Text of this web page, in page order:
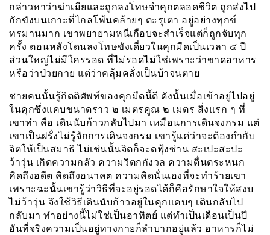
กล่าวหาว่าฆ่าเมียและถูกลงโทษจำคุกตลอดชีวิต ถูกส่งไป
กักขังบนเกาะที่ไกลโพ้นคล้ายๆ ตะรุเตา อยู่อย่างทุกข์
ทรมานมาก เขาพยายามหนีเกือบจะสำเร็จแต่ก็ถูกจับทุก
ครั้ง ตอนหลังโดนลงโทษขังเดี่ยวในคุกมืดเป็นเวลา ๕ ปี
ส่วนใหญ่ไม่มีใครรอด ที่ไม่รอดไม่ใช่เพราะว่าขาดอาหาร
หรือว่าป่วยกาย แต่ว่าคลุ้มคลั่งเป็นบ้าจนตาย
ชายคนนั้นรู้กิตติศัพท์ของคุกมืดนี้ดี ดังนั้นเมื่อเข้าอยู่ไปอยู่
ในคุกซึ่งแคบขนาดราว ๒ เมตรคูณ ๒ เมตร สิ่งแรก ๆ ที่
เขาทำ คือ เดินนับก้าวกลับไปมา เหมือนการเดินจงกรม แต่
เขาเป็นฝรั่งไม่รู้จักการเดินจงกรม เขารู้แค่ว่าจะต้องกำกับ
จิตให้เป็นสมาธิ ไม่เช่นนั้นจิตก็จะดฟุ้งซ่าน สะเปะสะปะ
ว้าวุ่น เกิดความกลัว ความวิตกกังวล ความตื่นตระหนก
คิดถึงอดีต คิดถึงอนาคต ความคิดนั่นเองที่จะทำร้ายเขา
เพราะฉะนั้นเขารู้ว่าวิธีที่จะอยู่รอดได้ก็คือรักษาใจให้สงบ
ไม่ว้าวุ่น จึงใช้วิธีเดินนับก้าวอยู่ในคุกแคบๆ เดินกลับไป
กลับมา ทำอย่างนี้ไม่ใช่เป็นอาทิตย์ แต่ทำเป็นเดือนเป็นปี
อันที่จริงความเป็นอยู่ทางกายก็ลำบากอยู่แล้ว อาหารก็ไม่